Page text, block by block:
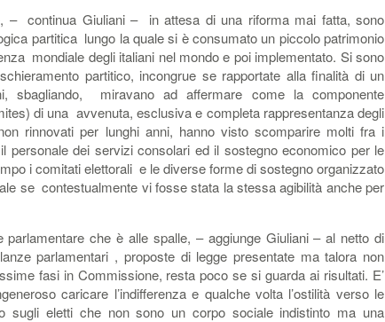
– continua Giuliani – in attesa di una riforma mai fatta, sono
partitica lungo la quale si è consumato un piccolo patrimonio
mondiale degli italiani nel mondo e poi implementato. Si sono
partitico, incongrue se rapportate alla finalità di un
sbagliando, miravano ad affermare come la componente
di una avvenuta, esclusiva e completa rappresentanza degli
rinnovati per lunghi anni, hanno visto scomparire molti fra i
personale dei servizi consolari ed il sostegno economico per le
i comitati elettorali e le diverse forme di sostegno organizzato
se contestualmente vi fosse stata la stessa agibilità anche per
parlamentare che è alle spalle, – aggiunge Giuliani – al netto di
parlamentari , proposte di legge presentate ma talora non
fasi in Commissione, resta poco se si guarda ai risultati. E’
caricare l’indifferenza e qualche volta l’ostilità verso le
sugli eletti che non sono un corpo sociale indistinto ma una